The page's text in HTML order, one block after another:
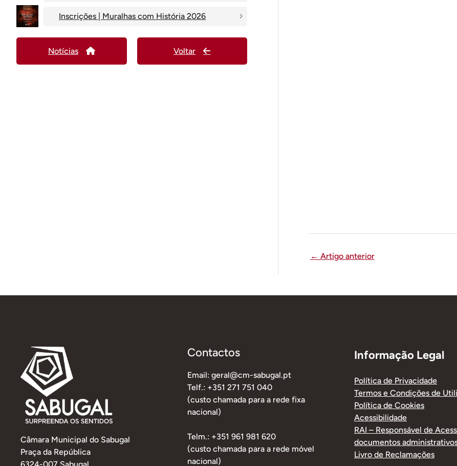
Inscrições | Muralhas com História 2026
Notícias Voltar
← Artigo anterior
Câmara Municipal do Sabugal
Praça da República
Contactos
Email: geral@cm-sabugal.pt
Telf.: +351 271 751 040
(custo chamada para a rede fixa
nacional)
Telm.: +351 961 981 620
(custo chamada para a rede móvel
nacional)
Informação Legal
Política de Privacidade
Termos e Condições de
Política de Cookies
Acessibilidade
RAI – Responsável de
documentos
Livro de Reclamações